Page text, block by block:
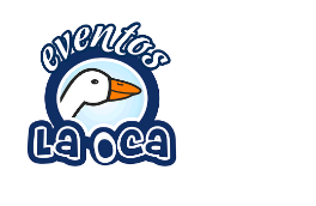
contenido